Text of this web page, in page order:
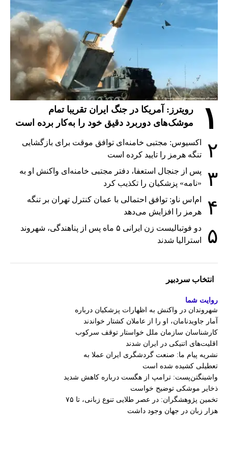
۱
رویترز: آمریکا در جنگ ایران تقریبا تمام
موشک‌های دوربرد دقیق خود را به‌کار برده است
۲
اکسیوس: مجتبی خامنه‌ای توافق موقت برای بازگشایی
تنگه هرمز را تایید کرده است
۳
پس از جنجال استعفا، دفتر مجتبی خامنه‌ای واکنش او به
«نامه» پزشکیان را تکذیب کرد
۴
ام‌اس ناو: توافق احتمالی با عمان کنترل تهران بر تنگه
هرمز را افزایش می‌دهد
۵
دو فوتبالیست زن ایرانی ۵ ماه پس از پناهندگی، شهروند
استرالیا شدند
انتخاب سردبیر
روایت شما
شهروندان در واکنش به اظهارات پزشکیان درباره
آمار جاویدنامان، او را از عاملان کشتار خواندند
کارشناسان سازمان ملل خواستار توقف سرکوب
اقلیت‌های اتنیکی در ایران شدند
نشریه پیام ما: صنعت گردشگری ایران عملا به
تعطیلی کشیده شده است
واشینگتن‌پست: ترامپ از هگست درباره کاهش شدید
ذخایر موشکی توضیح خواست
تخمین پژوهشگران: در عصر طلایی تنوع زبانی، تا ۷۵
هزار زبان در جهان وجود داشت